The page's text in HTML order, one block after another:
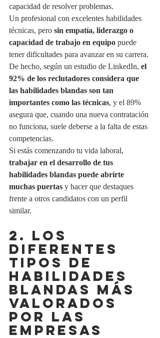
capacidad de resolver problemas.
Un profesional con excelentes habilidades
técnicas, pero sin empatía, liderazgo o
capacidad de trabajo en equipo puede
tener dificultades para avanzar en su carrera.
De hecho, según un estudio de LinkedIn, el
92% de los reclutadores considera que
las habilidades blandas son tan
importantes como las técnicas, y el 89%
asegura que, cuando una nueva contratación
no funciona, suele deberse a la falta de estas
competencias.
Si estás comenzando tu vida laboral,
trabajar en el desarrollo de tus
habilidades blandas puede abrirte
muchas puertas y hacer que destaques
frente a otros candidatos con un perfil
similar.
2. LOS
DIFERENTES
TIPOS DE
HABILIDADES
BLANDAS MÁS
VALORADOS
POR LAS
EMPRESAS